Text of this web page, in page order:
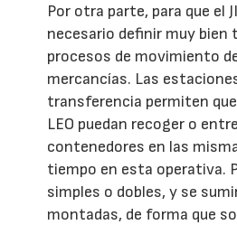
Por otra parte, para que el
necesario definir muy bien
procesos de movimiento
mercancías. Las
transferencia permiten
LEO puedan recoger o
contenedores en las
tiempo en esta operativa.
simples o dobles, y se
montadas, de forma que